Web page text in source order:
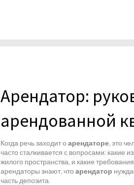
Арендатор:
арендованной
Когда речь заходит о арендаторе, это
часто сталкивается с вопросами: какие
жилого пространства, и какие
арендаторы знают, что арендатор
часть депозита.